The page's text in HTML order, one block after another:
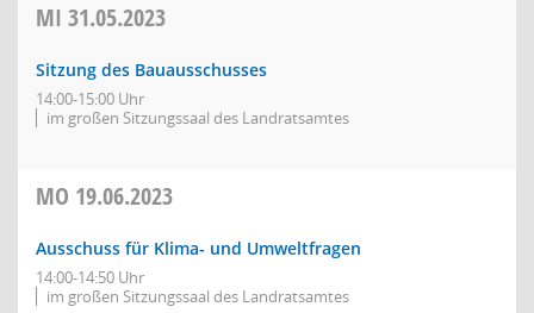
MI 31.05.2023
Sitzung des Bauausschusses
14:00-15:00 Uhr
im großen Sitzungssaal des Landratsamtes
MO 19.06.2023
Ausschuss für Klima- und Umweltfragen
14:00-14:50 Uhr
im großen Sitzungssaal des Landratsamtes